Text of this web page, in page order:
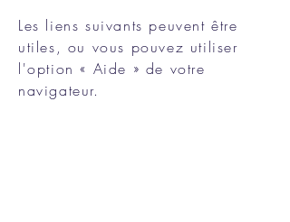
Les liens suivants peuvent être
utiles, ou vous pouvez utiliser
l'option « Aide » de votre
navigateur.